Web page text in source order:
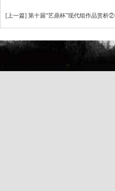
[上一篇] 第十届“艺鼎杯”现代组作品赏析②